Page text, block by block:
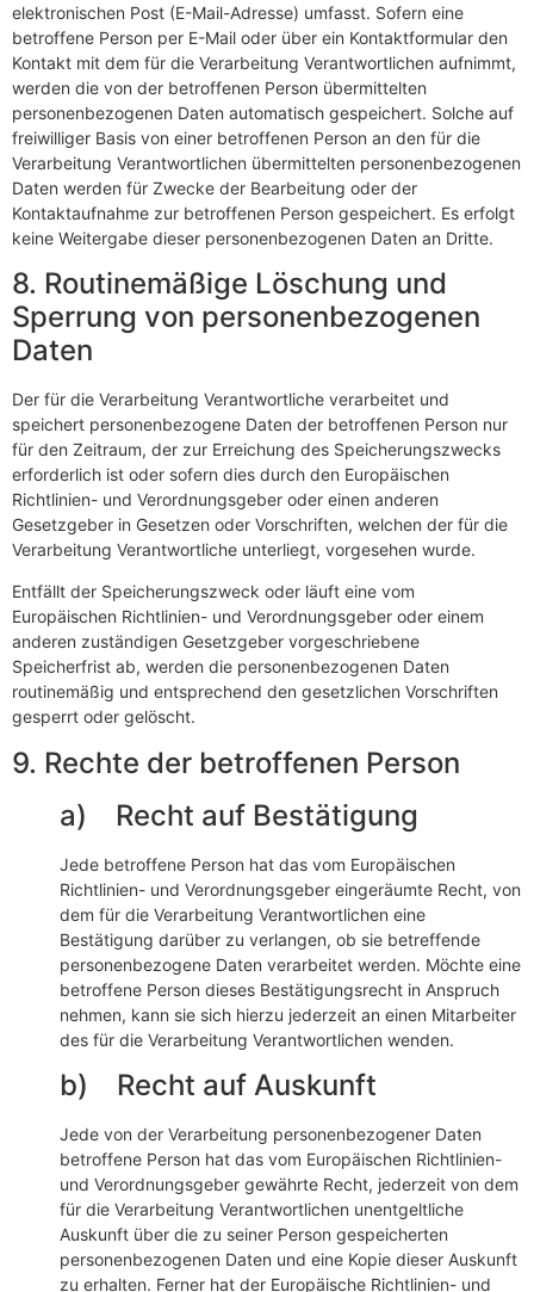
elektronischen Post (E-Mail-Adresse) umfasst. Sofern eine
betroffene Person per E-Mail oder über ein Kontaktformular den
Kontakt mit dem für die Verarbeitung Verantwortlichen aufnimmt,
werden die von der betroffenen Person übermittelten
personenbezogenen Daten automatisch gespeichert. Solche auf
freiwilliger Basis von einer betroffenen Person an den für die
Verarbeitung Verantwortlichen übermittelten personenbezogenen
Daten werden für Zwecke der Bearbeitung oder der
Kontaktaufnahme zur betroffenen Person gespeichert. Es erfolgt
keine Weitergabe dieser personenbezogenen Daten an Dritte.
8. Routinemäßige Löschung und
Sperrung von personenbezogenen
Daten
Der für die Verarbeitung Verantwortliche verarbeitet und
speichert personenbezogene Daten der betroffenen Person nur
für den Zeitraum, der zur Erreichung des Speicherungszwecks
erforderlich ist oder sofern dies durch den Europäischen
Richtlinien- und Verordnungsgeber oder einen anderen
Gesetzgeber in Gesetzen oder Vorschriften, welchen der für die
Verarbeitung Verantwortliche unterliegt, vorgesehen wurde.
Entfällt der Speicherungszweck oder läuft eine vom
Europäischen Richtlinien- und Verordnungsgeber oder einem
anderen zuständigen Gesetzgeber vorgeschriebene
Speicherfrist ab, werden die personenbezogenen Daten
routinemäßig und entsprechend den gesetzlichen Vorschriften
gesperrt oder gelöscht.
9. Rechte der betroffenen Person
a) Recht auf Bestätigung
Jede betroffene Person hat das vom Europäischen
Richtlinien- und Verordnungsgeber eingeräumte Recht, von
dem für die Verarbeitung Verantwortlichen eine
Bestätigung darüber zu verlangen, ob sie betreffende
personenbezogene Daten verarbeitet werden. Möchte eine
betroffene Person dieses Bestätigungsrecht in Anspruch
nehmen, kann sie sich hierzu jederzeit an einen Mitarbeiter
des für die Verarbeitung Verantwortlichen wenden.
b) Recht auf Auskunft
Jede von der Verarbeitung personenbezogener Daten
betroffene Person hat das vom Europäischen Richtlinien-
und Verordnungsgeber gewährte Recht, jederzeit von dem
für die Verarbeitung Verantwortlichen unentgeltliche
Auskunft über die zu seiner Person gespeicherten
personenbezogenen Daten und eine Kopie dieser Auskunft
zu erhalten. Ferner hat der Europäische Richtlinien- und